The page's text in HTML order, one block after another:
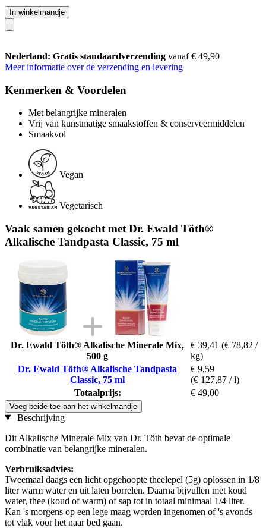
In winkelmandje
Nederland: Gratis standaardverzending vanaf € 49,90
Meer informatie over de verzending en levering
Kenmerken & Voordelen
Met belangrijke mineralen
Vrij van kunstmatige smaakstoffen & conserveermiddelen
Smaakvol
Vegan
Vegetarisch
Vaak samen gekocht met Dr. Ewald Töth®
Alkalische Tandpasta Classic, 75 ml
Dr. Ewald Töth® Alkalische Minerale Mix,
500 g
€ 39,41 (€ 78,82 /
kg)
Dr. Ewald Töth® Alkalische Tandpasta
Classic, 75 ml
€ 9,59
(€ 127,87 / l)
Totaalprijs:
€ 49,00
Voeg beide toe aan het winkelmandje
Beschrijving
Dit Alkalische Minerale Mix van Dr. Töth bevat de optimale
combinatie van belangrijke mineralen.
Verbruiksadvies:
Tweemaal daags een licht opgehoopte theelepel (5g) oplossen in 1/8
liter warm water en uit laten borrelen. Daarna bijvullen met koud
water, thee (koud of warm) of sap tot in totaal minimaal 1/4 liter.
Kan 's morgens op een lege maag worden ingenomen of 's avonds
tot vlak voor het naar bed gaan.